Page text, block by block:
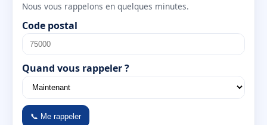
Nous vous rappelons en quelques minutes.
Code postal
Quand vous rappeler ?
📞 Me rappeler